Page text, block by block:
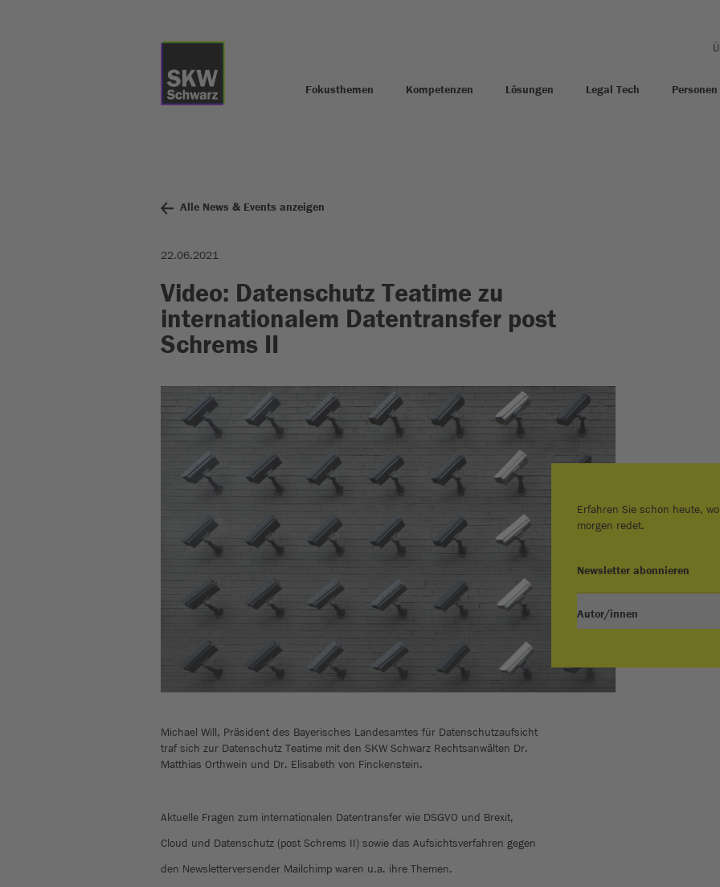
Fokusthemen Kompetenzen Lösungen Legal Tech Personen
Alle News & Events anzeigen
22.06.2021
Video: Datenschutz Teatime zu
internationalem Datentransfer post
Schrems II
Michael Will, Präsident des Bayerisches Landesamtes für Datenschutzaufsicht
traf sich zur Datenschutz Teatime mit den SKW Schwarz Rechtsanwälten Dr.
Matthias Orthwein und Dr. Elisabeth von Finckenstein.
Aktuelle Fragen zum internationalen Datentransfer wie DSGVO und Brexit,
Cloud und Datenschutz (post Schrems II) sowie das Aufsichtsverfahren gegen
den Newsletterversender Mailchimp waren u.a. ihre Themen.
Erfahren Sie schon heute,
morgen redet.
Newsletter abonnieren
Autor/innen